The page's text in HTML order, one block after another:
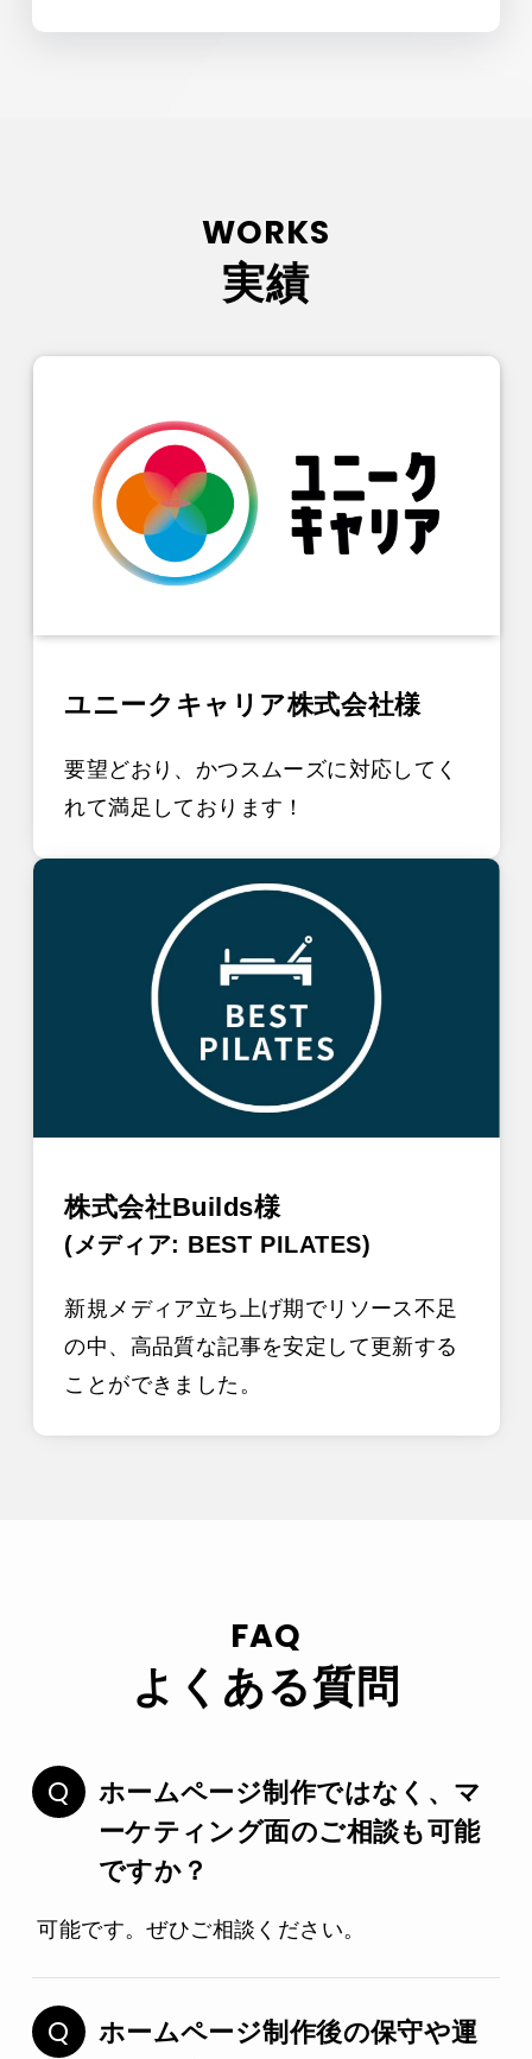
WORKS
実績
ユニークキャリア株式会社様
要望どおり、かつスムーズに対応してく
れて満足しております！
株式会社Builds様
(メディア: BEST PILATES)
新規メディア立ち上げ期でリソース不足
の中、高品質な記事を安定して更新する
ことができました。
FAQ
よくある質問
ホームページ制作ではなく、マ
ーケティング面のご相談も可能
ですか？
可能です。ぜひご相談ください。
ホームページ制作後の保守や運